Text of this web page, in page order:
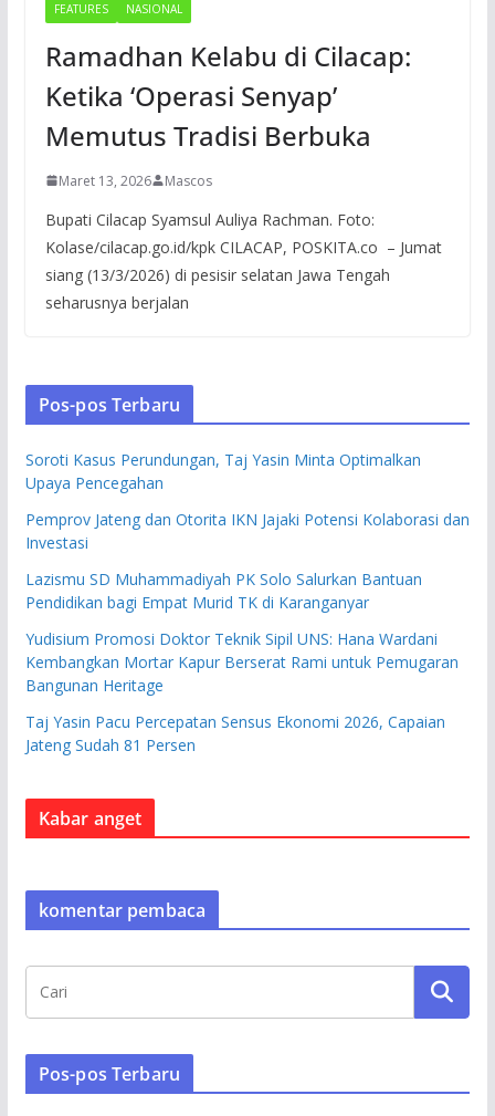
FEATURES NASIONAL
Ramadhan Kelabu di Cilacap:
Ketika ‘Operasi Senyap’
Memutus Tradisi Berbuka
Maret 13, 2026 Mascos
Bupati Cilacap Syamsul Auliya Rachman. Foto:
Kolase/cilacap.go.id/kpk CILACAP, POSKITA.co – Jumat
siang (13/3/2026) di pesisir selatan Jawa Tengah
seharusnya berjalan
Pos-pos Terbaru
Soroti Kasus Perundungan, Taj Yasin Minta Optimalkan
Upaya Pencegahan
Pemprov Jateng dan Otorita IKN Jajaki Potensi Kolaborasi dan
Investasi
Lazismu SD Muhammadiyah PK Solo Salurkan Bantuan
Pendidikan bagi Empat Murid TK di Karanganyar
Yudisium Promosi Doktor Teknik Sipil UNS: Hana Wardani
Kembangkan Mortar Kapur Berserat Rami untuk Pemugaran
Bangunan Heritage
Taj Yasin Pacu Percepatan Sensus Ekonomi 2026, Capaian
Jateng Sudah 81 Persen
Kabar anget
komentar pembaca
Pos-pos Terbaru